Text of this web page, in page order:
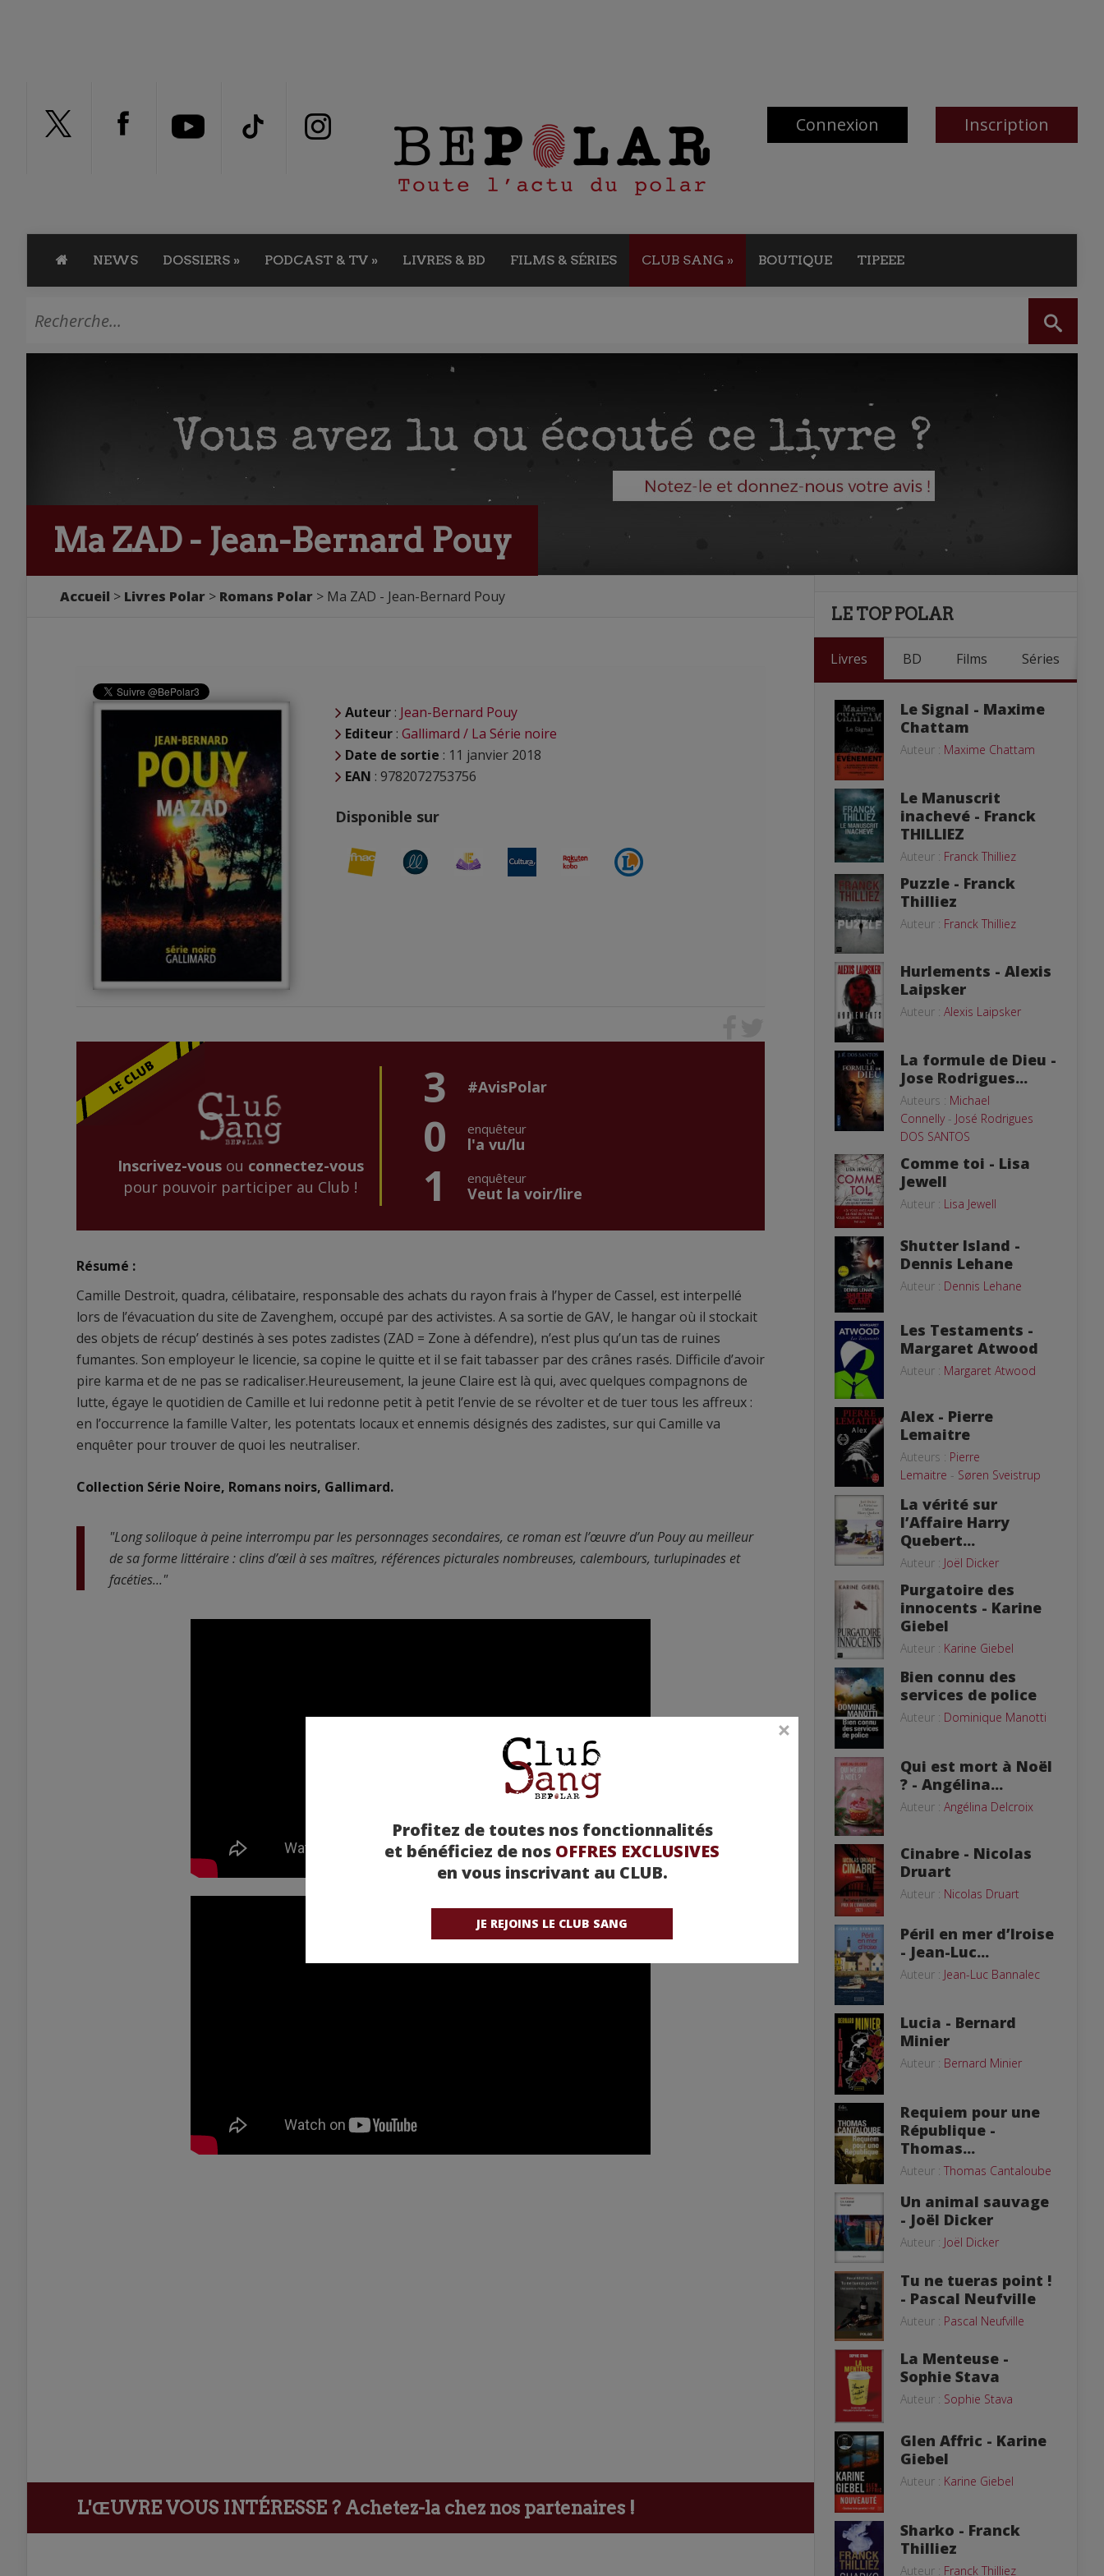
Connexion Inscription
NEWS DOSSIERS » PODCAST & TV » LIVRES & BD FILMS & SÉRIES CLUB SANG » BOUTIQUE TIPEEE
Profitez de toutes nos fonctionnalités
et bénéficiez de nos OFFRES EXCLUSIVES
en vous inscrivant au CLUB.
JE REJOINS LE CLUB SANG
Ma ZAD - Jean-Bernard Pouy
Accueil Livres Polar Romans Polar Ma ZAD - Jean-Bernard Pouy
Auteur : Jean-Bernard Pouy
Editeur : Gallimard / La Série noire
Date de sortie : 11 janvier 2018
EAN : 9782072753756
Disponible sur
Inscrivez-vousou connectez-vous
pour pouvoir participer au Club !
3 #AvisPolar
0 enquêteur
l'a vu/lu
1 enquêteur
Veut la voir/lire
Résumé :
Camille Destroit, quadra, célibataire, responsable des achats du rayon frais à l’hyper de Cassel, est interpellé
lors de l’évacuation du site de Zavenghem, occupé par des activistes. A sa sortie de GAV, le hangar où il stockait
des objets de récup’ destinés à ses potes zadistes (ZAD = Zone à défendre), n’est plus qu’un tas de ruines
fumantes. Son employeur le licencie, sa copine le quitte et il se fait tabasser par des crânes rasés. Difficile d’avoir
pire karma et de ne pas se radicaliser.Heureusement, la jeune Claire est là qui, avec quelques compagnons de
lutte, égaye le quotidien de Camille et lui redonne petit à petit l’envie de se révolter et de tuer tous les affreux :
en l’occurrence la famille Valter, les potentats locaux et ennemis désignés des zadistes, sur qui Camille va
enquêter pour trouver de quoi les neutraliser.
Collection Série Noire, Romans noirs, Gallimard.
"Long soliloque à peine interrompu par les personnages secondaires, ce roman est l’œuvre d’un Pouy au meilleur
de sa forme littéraire : clins d’œil à ses maîtres, références picturales nombreuses, calembours, turlupinades et
facéties..."
L'ŒUVRE VOUS INTÉRESSE ? Achetez-la chez nos partenaires !
LE TOP POLAR
Livres BD Films Séries
Le Signal - Maxime
Chattam
Auteur : Maxime Chattam
Le Manuscrit
inachevé - Franck
THILLIEZ
Auteur : Franck Thilliez
Puzzle - Franck
Thilliez
Auteur : Franck Thilliez
Hurlements - Alexis
Laipsker
Auteur : Alexis Laipsker
La formule de Dieu -
Jose Rodrigues...
Auteurs : Michael
Connelly- José Rodrigues
DOS SANTOS
Comme toi - Lisa
Jewell
Auteur : Lisa Jewell
Shutter Island -
Dennis Lehane
Auteur : Dennis Lehane
Les Testaments -
Margaret Atwood
Auteur : Margaret Atwood
Alex - Pierre
Lemaitre
Auteurs : Pierre
Lemaitre - Søren Sveistrup
La vérité sur
l’Affaire Harry
Quebert...
Auteur : Joël Dicker
Purgatoire des
innocents - Karine
Giebel
Auteur : Karine Giebel
Bien connu des
services de police
Auteur : Dominique Manotti
Qui est mort à Noël
? - Angélina...
Auteur : Angélina Delcroix
Cinabre - Nicolas
Druart
Auteur : Nicolas Druart
Péril en mer d’Iroise
- Jean-Luc...
Auteur : Jean-Luc Bannalec
Lucia - Bernard
Minier
Auteur : Bernard Minier
Requiem pour une
République -
Thomas...
Auteur : Thomas Cantaloube
Un animal sauvage
- Joël Dicker
Auteur : Joël Dicker
Tu ne tueras point !
- Pascal Neufville
Auteur : Pascal Neufville
La Menteuse -
Sophie Stava
Auteur : Sophie Stava
Glen Affric - Karine
Giebel
Auteur : Karine Giebel
Sharko - Franck
Thilliez
Auteur : Franck Thilliez